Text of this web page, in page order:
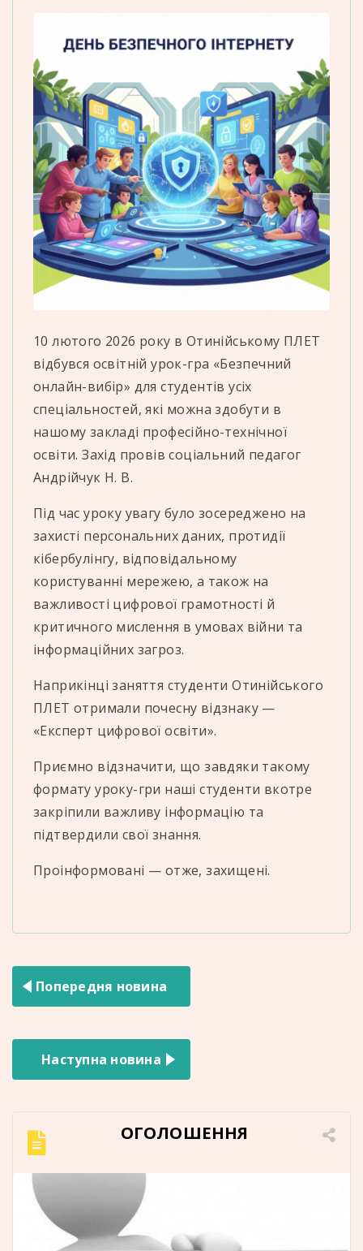
10 лютого 2026 року в Отинійському ПЛЕТ
відбувся освітній урок-гра «Безпечний
онлайн-вибір» для студентів усіх
спеціальностей, які можна здобути в
нашому закладі професійно-технічної
освіти. Захід провів соціальний педагог
Андрійчук Н. В.
Під час уроку увагу було зосереджено на
захисті персональних даних, протидії
кібербулінгу, відповідальному
користуванні мережею, а також на
важливості цифрової грамотності й
критичного мислення в умовах війни та
інформаційних загроз.
Наприкінці заняття студенти Отинійського
ПЛЕТ отримали почесну відзнаку —
«Експерт цифрової освіти».
Приємно відзначити, що завдяки такому
формату уроку-гри наші студенти вкотре
закріпили важливу інформацію та
підтвердили свої знання.
Проінформовані — отже, захищені.
Навігація
записів
Попередня новина
Наступна новина
ОГОЛОШЕННЯ